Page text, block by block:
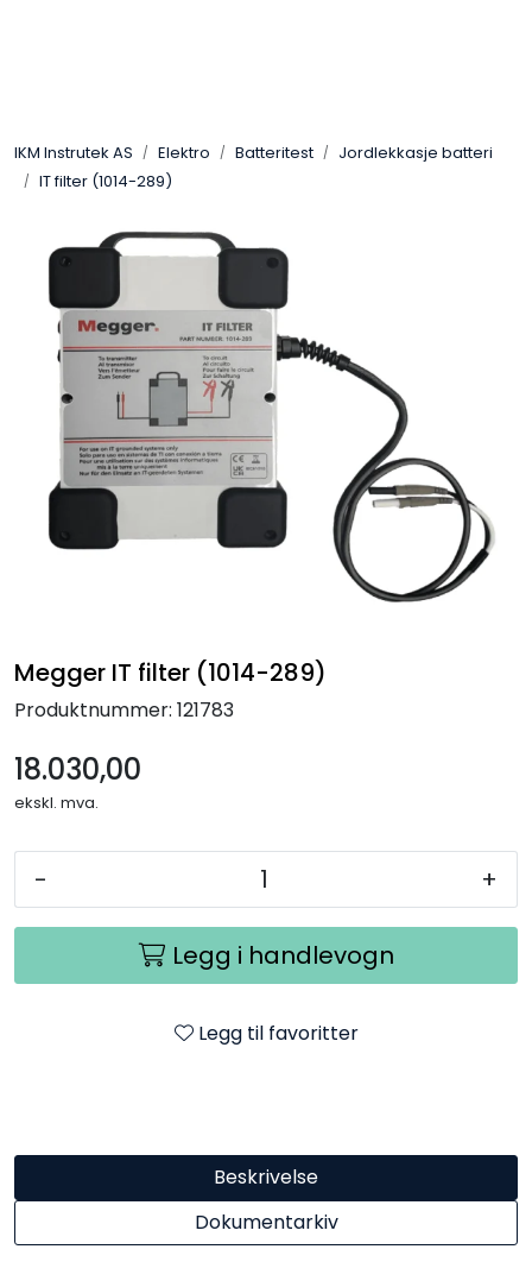
IKM Instrutek AS Elektro Batteritest
Jordlekkasje batteri
IT filter (1014-289)
Megger IT filter (1014-289)
Produktnummer: 121783
18.030,00
ekskl. mva.
- +
Legg i handlevogn
Legg til favoritter
Beskrivelse
Dokumentarkiv
Elektro
Elektronikk
Prosess
Frekvensomformere
Miljø og sikkerhet
Kalibratorer
Termografi
Navigasjon & Kommunikasjon
Maskinvern & Instrumentering
Tilbehør
Kampanjer